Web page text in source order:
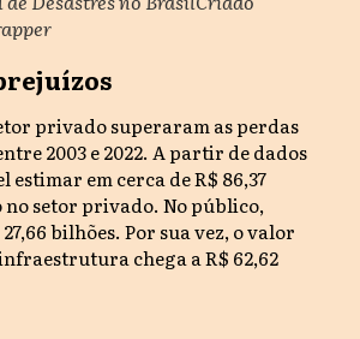
privado superaram as perdas
2003 e 2022. A partir de dados
estimar em cerca de R$ 86,37
setor privado. No público,
bilhões. Por sua vez, o valor
chega a R$ 62,62